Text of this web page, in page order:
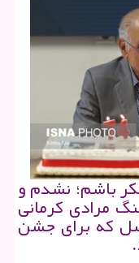
باشم؛ نشدم و
مرادی كرمانی
كه برای جشن